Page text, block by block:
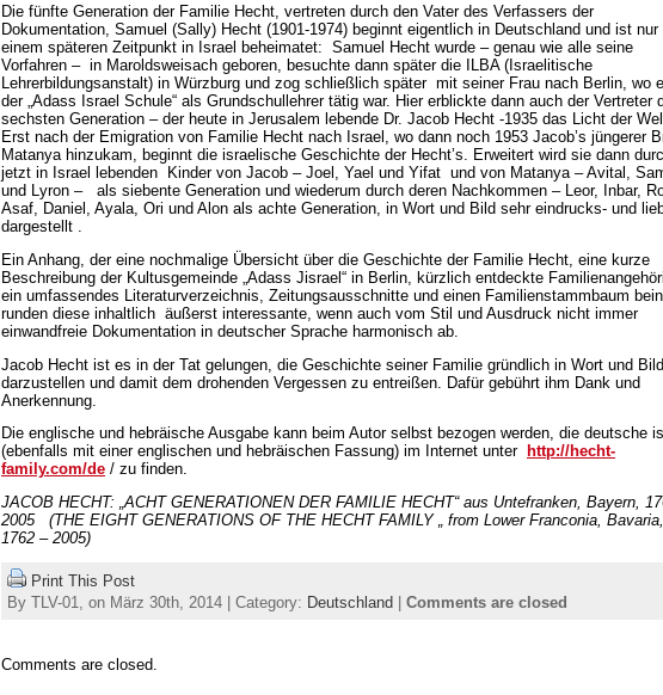
Die fünfte Generation der Familie Hecht, vertreten durch den Vater des Verfassers der
Dokumentation, Samuel (Sally) Hecht (1901-1974) beginnt eigentlich in Deutschland und ist nur
einem späteren Zeitpunkt in Israel beheimatet: Samuel Hecht wurde – genau wie alle seine
Vorfahren – in Maroldsweisach geboren, besuchte dann später die ILBA (Israelitische
Lehrerbildungsanstalt) in Würzburg und zog schließlich später mit seiner Frau nach Berlin, wo
der „Adass Israel Schule“ als Grundschullehrer tätig war. Hier erblickte dann auch der Vertreter
sechsten Generation – der heute in Jerusalem lebende Dr. Jacob Hecht -1935 das Licht der
Erst nach der Emigration von Familie Hecht nach Israel, wo dann noch 1953 Jacob’s jüngerer
Matanya hinzukam, beginnt die israelische Geschichte der Hecht’s. Erweitert wird sie dann
jetzt in Israel lebenden Kinder von Jacob – Joel, Yael und Yifat und von Matanya – Avital,
und Lyron – als siebente Generation und wiederum durch deren Nachkommen – Leor, Inbar,
Asaf, Daniel, Ayala, Ori und Alon als achte Generation, in Wort und Bild sehr eindrucks- und
dargestellt .
Ein Anhang, der eine nochmalige Übersicht über die Geschichte der Familie Hecht, eine kurze
Beschreibung der Kultusgemeinde „Adass Jisrael“ in Berlin, kürzlich entdeckte
ein umfassendes Literaturverzeichnis, Zeitungsausschnitte und einen Familienstammbaum
runden diese inhaltlich äußerst interessante, wenn auch vom Stil und Ausdruck nicht immer
einwandfreie Dokumentation in deutscher Sprache harmonisch ab.
Jacob Hecht ist es in der Tat gelungen, die Geschichte seiner Familie gründlich in Wort und Bild
darzustellen und damit dem drohenden Vergessen zu entreißen. Dafür gebührt ihm Dank und
Anerkennung.
Die englische und hebräische Ausgabe kann beim Autor selbst bezogen werden, die deutsche
(ebenfalls mit einer englischen und hebräischen Fassung) im Internet unter http://hecht-
family.com/de / zu finden.
JACOB HECHT: „ACHT GENERATIONEN DER FAMILIE HECHT“ aus Untefranken, Bayern,
2005 (THE EIGHT GENERATIONS OF THE HECHT FAMILY „ from Lower Franconia, Bavaria,
1762 – 2005)
Print This Post
By TLV-01, on März 30th, 2014 | Category: Deutschland Comments are closed
Comments are closed.